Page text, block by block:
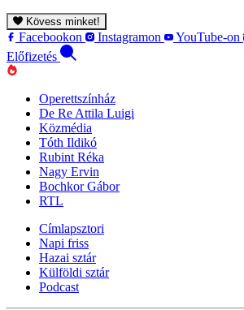
Kövess minket!
Facebookon Instagramon YouTube-on
Előfizetés
Operettszínház
De Re Attila Luigi
Közmédia
Tóth Ildikó
Rubint Réka
Nagy Ervin
Bochkor Gábor
RTL
Címlapsztori
Napi friss
Hazai sztár
Külföldi sztár
Podcast